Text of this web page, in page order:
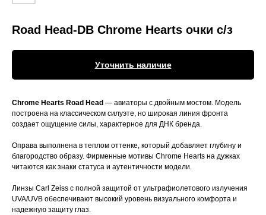
Road Head-DB Chrome Hearts очки с/з
Уточнить наличие
Chrome Hearts Road Head — авиаторы с двойным мостом. Модель
построена на классическом силуэте, но широкая линия фронта
создает ощущение силы, характерное для ДНК бренда.
Оправа выполнена в теплом оттенке, который добавляет глубину и
благородство образу. Фирменные мотивы Chrome Hearts на дужках
читаются как знаки статуса и аутентичности модели.
Линзы Carl Zeiss с полной защитой от ультрафиолетового излучения
UVA/UVB обеспечивают высокий уровень визуального комфорта и
надежную защиту глаз.